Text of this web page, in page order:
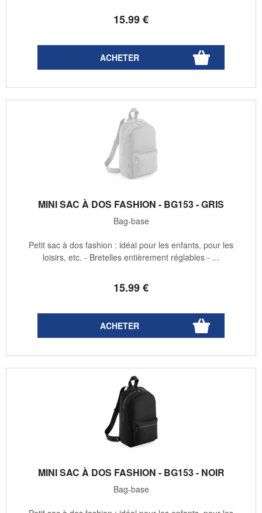
15.99€
MINI SAC À DOS FASHION - BG153 - GRIS
Bag-base
15.99€
Petit sac à dos fashion : idéal pour les enfants, pour les
loisirs, etc. - Bretelles entièrement réglables - ...
MINI SAC À DOS FASHION - BG153 - NOIR
Bag-base